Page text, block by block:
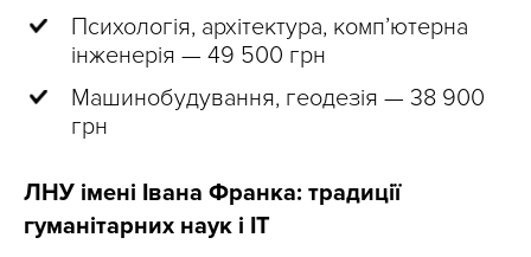
Психологія, архітектура, комп’ютерна
інженерія — 49 500 грн
Машинобудування, геодезія — 38 900
грн
ЛНУ імені Івана Франка: традиції
гуманітарних наук і IT